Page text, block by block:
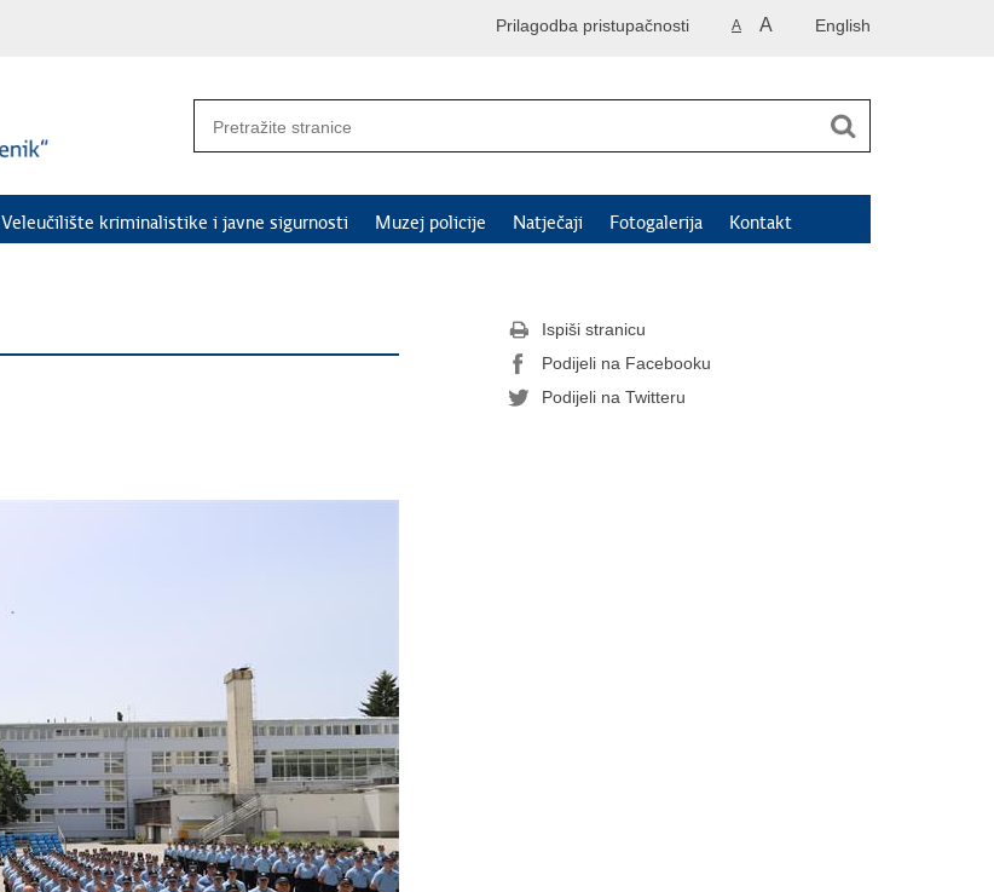
English
A A
Prilagodba pristupačnosti
Veleučilište kriminalistike i javne sigurnosti Muzej policije Natječaji Fotogalerija Kontakt
Ispiši stranicu
Podijeli na Facebooku
Podijeli na Twitteru